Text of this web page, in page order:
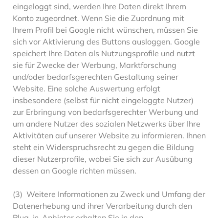
eingeloggt sind, werden Ihre Daten direkt Ihrem
Konto zugeordnet. Wenn Sie die Zuordnung mit
Ihrem Profil bei Google nicht wünschen, müssen Sie
sich vor Aktivierung des Buttons ausloggen. Google
speichert Ihre Daten als Nutzungsprofile und nutzt
sie für Zwecke der Werbung, Marktforschung
und/oder bedarfsgerechten Gestaltung seiner
Website. Eine solche Auswertung erfolgt
insbesondere (selbst für nicht eingeloggte Nutzer)
zur Erbringung von bedarfsgerechter Werbung und
um andere Nutzer des sozialen Netzwerks über Ihre
Aktivitäten auf unserer Website zu informieren. Ihnen
steht ein Widerspruchsrecht zu gegen die Bildung
dieser Nutzerprofile, wobei Sie sich zur Ausübung
dessen an Google richten müssen.
(3) Weitere Informationen zu Zweck und Umfang der
Datenerhebung und ihrer Verarbeitung durch den